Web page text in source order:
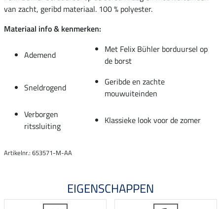
van zacht, geribd materiaal. 100 % polyester.
Materiaal info & kenmerken:
Ademend
Met Felix Bühler borduursel op
de borst
Sneldrogend
Geribde en zachte
mouwuiteinden
Verborgen
ritssluiting
Klassieke look voor de zomer
Artikelnr.: 653571-M-AA
EIGENSCHAPPEN